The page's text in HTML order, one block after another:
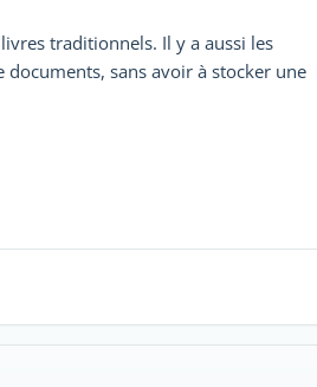
traditionnels. Il y a aussi les
sans avoir à stocker une